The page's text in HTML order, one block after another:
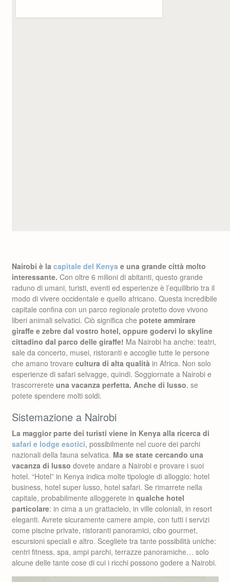
Nairobi è la capitale del Kenya e una grande città molto
interessante. Con oltre 6 milioni di abitanti, questo grande
raduno di umani, turisti, eventi ed esperienze è l’equilibrio tra il
modo di vivere occidentale e quello africano. Questa incredibile
capitale confina con un parco regionale protetto dove vivono
liberi animali selvatici. Ciò significa che potete ammirare
giraffe e zebre dal vostro hotel, oppure godervi lo skyline
cittadino dal parco delle giraffe! Ma Nairobi ha anche: teatri,
sale da concerto, musei, ristoranti e accoglie tutte le persone
che amano trovare cultura di alta qualità in Africa. Non solo
esperienze di safari selvagge, quindi. Soggiornate a Nairobi e
trascorrerete una vacanza perfetta. Anche di lusso, se
potete spendere molti soldi.
Sistemazione a Nairobi
La maggior parte dei turisti viene in Kenya alla ricerca di
safari e lodge esotici, possibilmente nel cuore dei parchi
nazionali della fauna selvatica. Ma se state cercando una
vacanza di lusso dovete andare a Nairobi e provare i suoi
hotel. “Hotel” in Kenya indica molte tipologie di alloggio: hotel
business, hotel super lusso, hotel safari. Se rimarrete nella
capitale, probabilmente alloggerete in qualche hotel
particolare: in cima a un grattacielo, in ville coloniali, in resort
eleganti. Avrete sicuramente camere ampie, con tutti i servizi
come piscine private, ristoranti panoramici, cibo gourmet,
escursioni speciali e altro. Scegliete tra tante possibilità uniche:
centri fitness, spa, ampi parchi, terrazze panoramiche… solo
alcune delle tante cose di cui i ricchi possono godere a Nairobi.